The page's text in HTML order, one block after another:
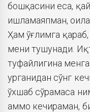
бошқасини еса,
ишламаяпман,
Ҳам ўғлимга
мени тушунади.
туфайлигина
урганидан сўнг
ўхшаб сўрамаса
аммо кечираман,